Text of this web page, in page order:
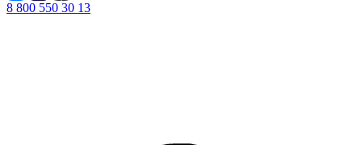
8 800 550 30 13